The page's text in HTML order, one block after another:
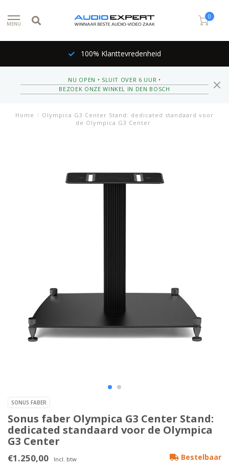
MENU
0
100% Klanttevredenheid
NU OPEN • SLUIT OVER 6 UUR •
BEZOEK ONZE WINKEL IN DEN BOSCH
Home / Olympica G3 Center Stand: dedicated standaard voor
de Olympica G3 Center
SONUS FABER
Sonus faber Olympica G3 Center Stand:
dedicated standaard voor de Olympica
G3 Center
€1.250,00 Incl. btw Bestelbaar